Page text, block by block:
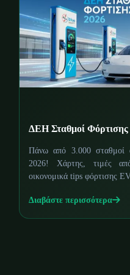
ΔΕΗ Σταθμοί
Πάνω από 3.000 σταθμοί
2026! Χάρτης, τιμές
οικονομικά tips φόρτισης
Διαβάστε περισσότερα